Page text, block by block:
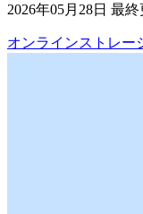
2026年05月28日 最
オンラインストレー